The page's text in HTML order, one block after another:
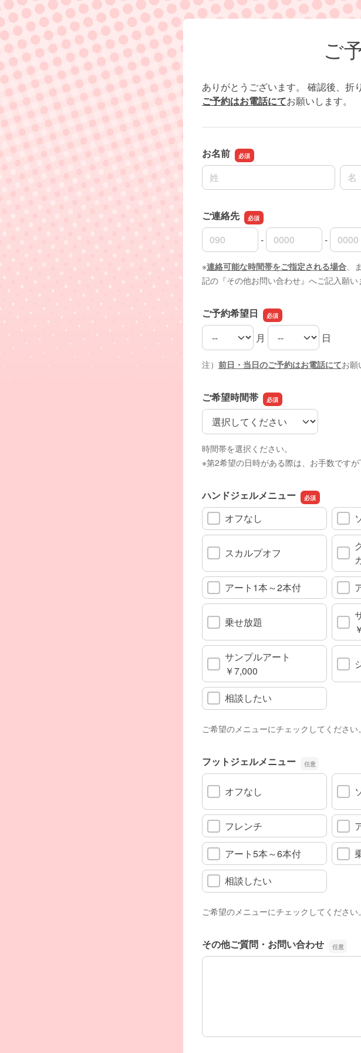
ご
ありがとうございます。 確認後、折
ご予約はお電話にてお願いします。
お名前
名前の姓
名前
ご連絡先
ご連絡先の市外局番
-
ご連絡先の市内局番 -
ご連絡先の加入者番号
※連絡可能な時間帯をご指定される場合、
記の『その他お問い合わせ』へご記入願い
ご予約希望日
ご予約希望日の月
月
ご予約希望日の日 日
注） 前日・当日のご予約はお電話にてお願
ご希望時間帯
ご希望時間帯
時間帯を選択ください。
※第2希望の日時がある際は、お手数です
ハンドジェルメニュー
オフなし
スカルプオフ
アート1本～2本付
乗せ放題
サンプルアート
￥7,000
相談したい
ご希望のメニューにチェックしてください。
フットジェルメニュー
オフなし
フレンチ
アート5本～6本付
相談したい
ご希望のメニューにチェックしてください。
その他ご質問・お問い合わせ
その他ご質問・お問い合わせ